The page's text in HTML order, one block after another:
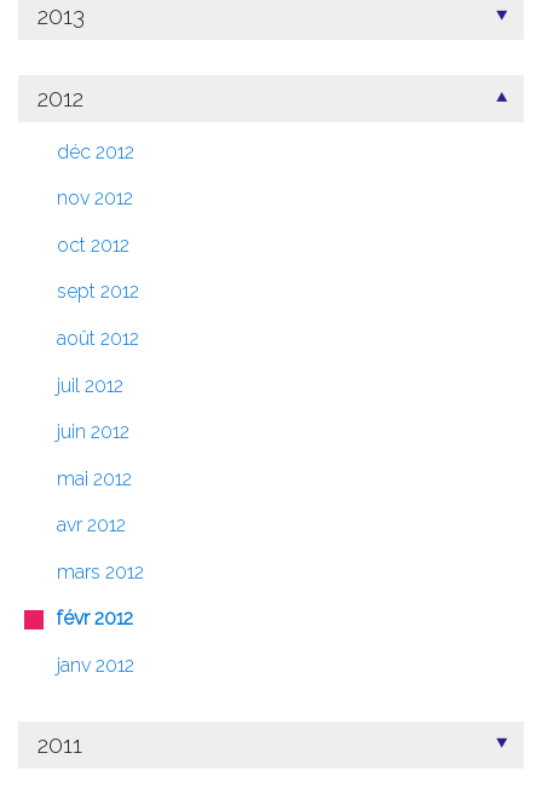
2013
2012
déc 2012
nov 2012
oct 2012
sept 2012
août 2012
juil 2012
juin 2012
mai 2012
avr 2012
mars 2012
févr 2012
janv 2012
2011